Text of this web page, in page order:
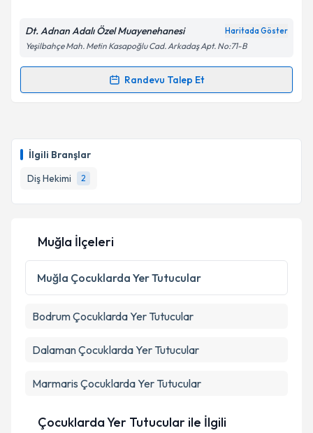
İlgili Branşlar
Diş Hekimi
2
Kişisel verilerimin işlenmesine ilişkin
Metni'ni okudum ve kişisel verilerimin belirtilen
Dt. Adnan Adalı Özel Muayenehanesi Haritada Göster
Yeşilbahçe Mah. Metin Kasapoğlu Cad. Arkadaş Apt. No:71-B
Randevu Talep Et
Randevu Takvimi Talebi
hazırlandığında e-posta ile bilgilendireceğiz.
E-posta Adresiniz
Kişisel verilerimin işlenmesine ilişkinAydınlatma
Metni
'ni okudum ve kişisel verilerimin belirtilen
kapsamda işlenmesini kabul ediyorum.
Muğla İlçeleri
Muğla Çocuklarda Yer Tutucular
BodrumÇocuklarda Yer Tutucular
DalamanÇocuklarda Yer Tutucular
Marmaris Çocuklarda Yer Tutucular
Çocuklarda Yer Tutucular ile İlgili